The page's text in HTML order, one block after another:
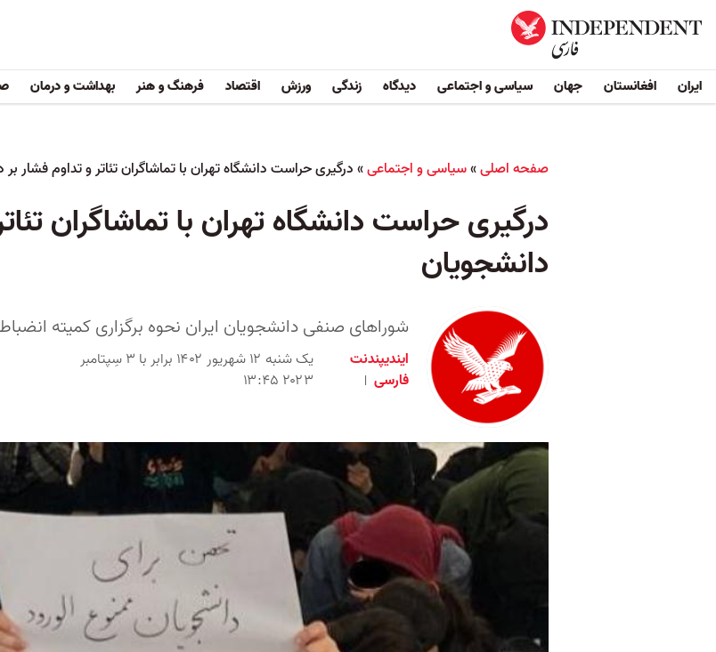
ایران افغانستان جهان سیاسی و اجتماعی دیدگاه زندگی ورزش اقتصاد فرهنگ و هنر بهداشت و درمان
صفحه اصلی»سیاسی و اجتماعی»درگیری حراست دانشگاه تهران با تماشاگران تئاتر و تداوم فشار
درگیری حراست دانشگاه تهران با تماشاگران
دانشجویان
شوراهای صنفی دانشجویان ایران نحوه برگزاری کمیته‌
ایندیپندنت
فارسی
یک شنبه ۱۲ شهریور ۱۴۰۲ برابر با ۳ سِپتامبر
۲۰۲۳ ۱۳:۴۵